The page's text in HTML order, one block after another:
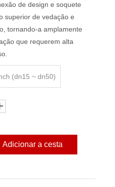
de design e soquete
superior de vedação e
tornando-a amplamente
que requerem alta
(dn15 ~ dn50)
Adicionar a cesta